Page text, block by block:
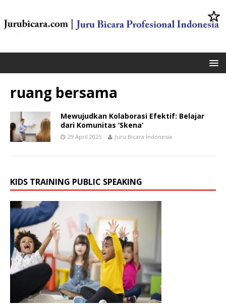
ruang bersama
Mewujudkan Kolaborasi Efektif: Belajar
dari Komunitas ‘Skena’
29 April 2025 Juru Bicara Indonesia
KIDS TRAINING PUBLIC SPEAKING